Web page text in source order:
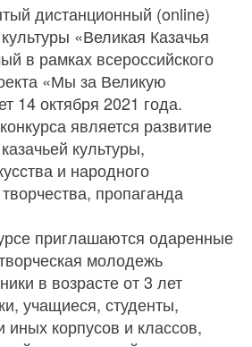
дистанционный (online)
«Великая Казачья
в рамках всероссийского
«Мы за Великую
14 октября 2021 года.
является развитие
культуры,
и народного
пропаганда
приглашаются одаренные
молодежь
в возрасте от 3 лет
учащиеся, студенты,
иных корпусов и классов,